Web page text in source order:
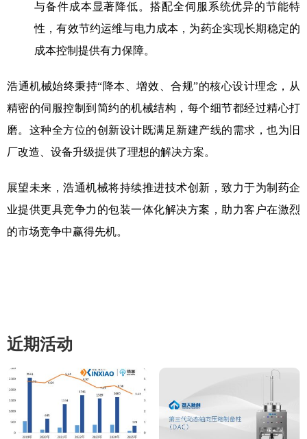
与备件成本显著降低。搭配全伺服系统优异的节能特
性，有效节约运维与电力成本，为药企实现长期稳定的
成本控制提供有力保障。
浩通机械始终秉持“降本、增效、合规”的核心设计理念，从
精密的伺服控制到简约的机械结构，每个细节都经过精心打
磨。这种全方位的创新设计既满足新建产线的需求，也为旧
厂改造、设备升级提供了理想的解决方案。
展望未来，浩通机械将持续推进技术创新，致力于为制药企
业提供更具竞争力的包装一体化解决方案，助力客户在激烈
的市场竞争中赢得先机。
近期活动